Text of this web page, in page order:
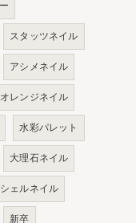
スタッツネイル
アシメネイル
オレンジネイル
水彩パレット
大理石ネイル
シェルネイル
新卒